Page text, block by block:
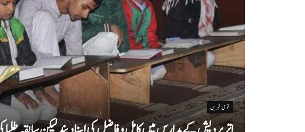
قومی خبریں